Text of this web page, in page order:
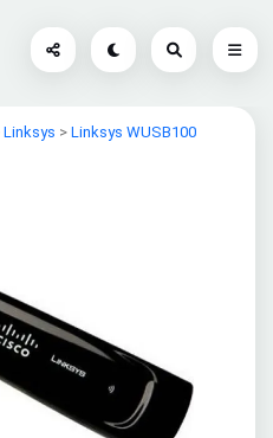
Linksys > Linksys WUSB100